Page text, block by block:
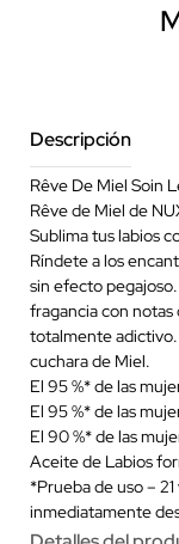
Descripción
Rêve De Miel Soin
Rêve de Miel de
Sublima tus labios
Ríndete a los
sin efecto
fragancia con
totalmente
cuchara de Miel.
El 95 %* de las
El 95 %* de las
El 90 %* de las
Aceite de Labios
*Prueba de uso –
inmediatamente